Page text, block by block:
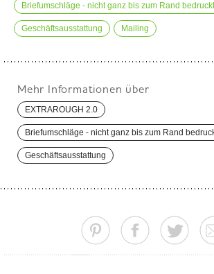
Briefumschläge - nicht ganz bis zum Rand bedruckt
Geschäftsausstattung Mailing
Mehr Informationen über
EXTRAROUGH 2.0
Briefumschläge - nicht ganz bis zum Rand
Geschäftsausstattung